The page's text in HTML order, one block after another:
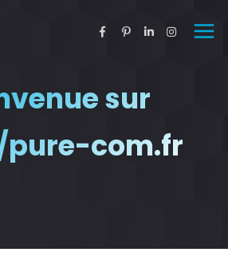
sur
com.fr